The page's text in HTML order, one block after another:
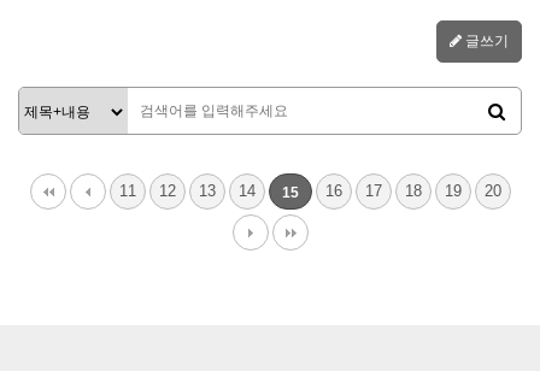
글쓰기
11 12 13 14 15 16 17 18 19 20